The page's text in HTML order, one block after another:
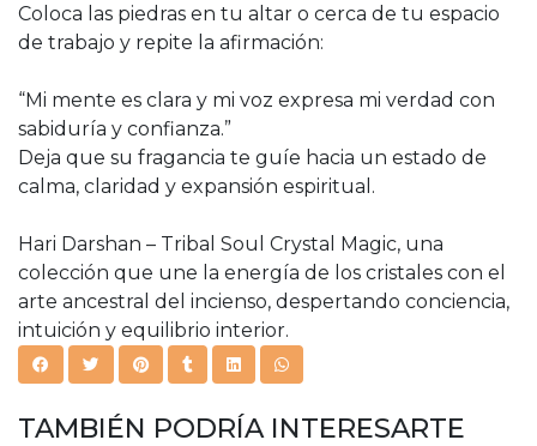
Coloca las piedras en tu altar o cerca de tu espacio
de trabajo y repite la afirmación:
“Mi mente es clara y mi voz expresa mi verdad con
sabiduría y confianza.”
Deja que su fragancia te guíe hacia un estado de
calma, claridad y expansión espiritual.
Hari Darshan – Tribal Soul Crystal Magic, una
colección que une la energía de los cristales con el
arte ancestral del incienso, despertando conciencia,
intuición y equilibrio interior.
TAMBIÉN PODRÍA INTERESARTE